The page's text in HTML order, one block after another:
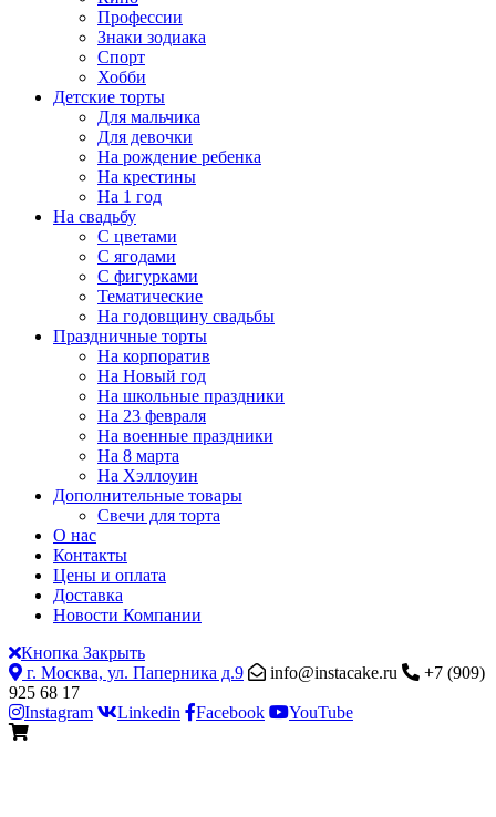
Профессии
Знаки зодиака
Спорт
Хобби
Детские торты
Для мальчика
Для девочки
На рождение ребенка
На крестины
На 1 год
На свадьбу
С цветами
С ягодами
С фигурками
Тематические
На годовщину свадьбы
Праздничные торты
На корпоратив
На Новый год
На школьные праздники
На 23 февраля
На военные праздники
На 8 марта
На Хэллоуин
Дополнительные товары
Свечи для торта
О нас
Контакты
Цены и оплата
Доставка
Новости Компании
Кнопка Закрыть
г. Москва, ул. Паперника д.9
info@instacake.ru
+7 (909)
925 68 17
Instagram
Linkedin Facebook YouTube